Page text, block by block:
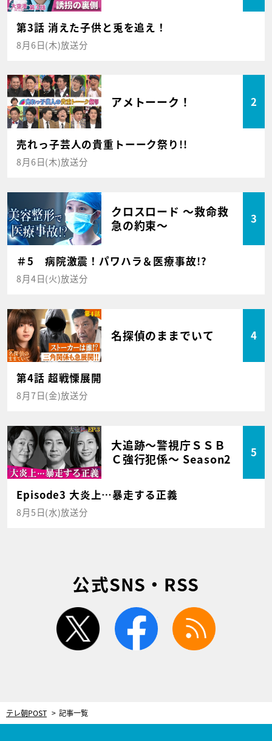
第3話 消えた子供と兎を追え！
8月6日(木)放送分
アメトーーク！ 2
売れっ子芸人の貴重トーーク祭り!!
8月6日(木)放送分
クロスロード ～救命救
急の約束～
3
＃5 病院激震！パワハラ＆医療事故!?
8月4日(火)放送分
名探偵のままでいて 4
第4話 超戦慄展開
8月7日(金)放送分
大追跡～警視庁ＳＳＢ
Ｃ強行犯係～ Season2
5
Episode3 大炎上…暴走する正義
8月5日(水)放送分
公式SNS・RSS
twitter facebook
テレ朝POST 記事一覧